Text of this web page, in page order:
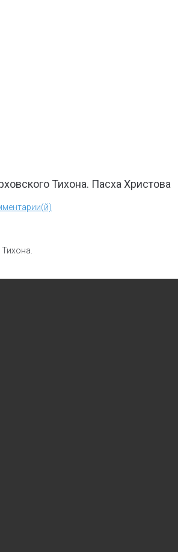
Тихона. Пасха Христова